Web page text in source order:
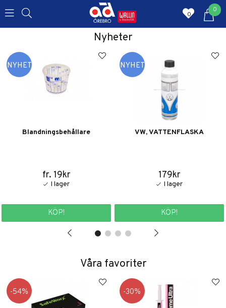
0
0
Nyheter
Blandningsbehållare
fr. 19kr
KÖP!
VW, VATTENFLASKA
179kr
KÖP!
Våra favoriter
54 30